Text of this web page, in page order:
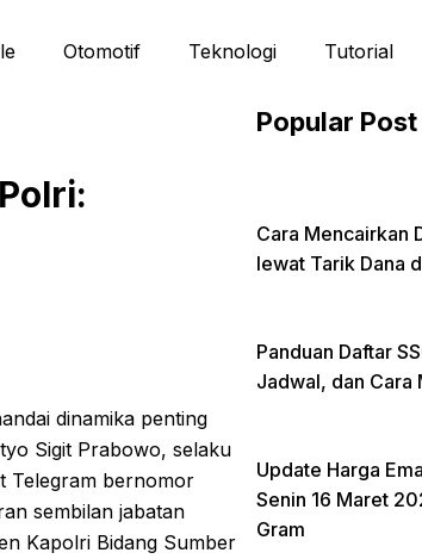
Otomotif Teknologi Tutorial
dinamika penting
Sigit Prabowo, selaku
Telegram bernomor
sembilan jabatan
Kapolri Bidang Sumber
Popular Post
Cara Mencairkan
lewat Tarik Dana
Panduan Daftar
Jadwal, dan Cara
Update Harga
Senin 16 Maret
Gram